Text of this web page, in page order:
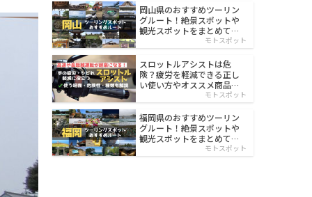
岡山県のおすすめツーリン
グルート！絶景スポットや
観光スポットをまとめて紹
モトスポット
スロットルアシストは危
険？疲労を軽減できる正し
い使い方やオススメ商品を
モトスポット
福岡県のおすすめツーリン
グルート！絶景スポットや
観光スポットをまとめて紹
モトスポット